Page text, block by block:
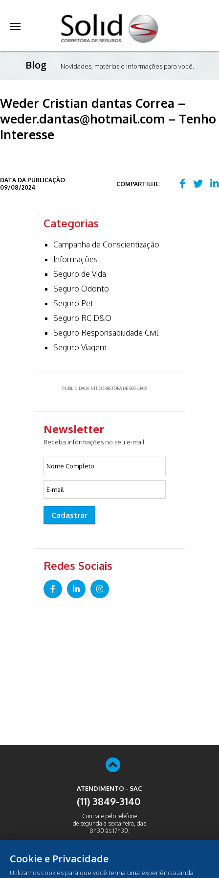
Blog Novidades, matérias e informações para você.
Weder Cristian dantas Correa –
weder.dantas@hotmail.com – Tenho
Interesse
DATA DA PUBLICAÇÃO:
09/08/2024
COMPARTILHE:
Categorias
Campanha de Conscientização
Informações
Seguro de Vida
Seguro Odonto
Seguro Pet
Seguro RC D&O
Seguro Responsabilidade Civil
Seguro Viagem
PUBLICIDADE NIT CORRETORA DE SEGUROS
Newsletter
Receba informações no seu e-mail
Cadastrar
Redes Sociais
ATENDIMENTO - SAC
(11) 3849-3140
Contrate pelo telefone
de segunda a sexta-feira, das
8h30 às 17h30.
Cookie e Privacidade
Utilizamos cookies para que você tenha uma experiência ainda